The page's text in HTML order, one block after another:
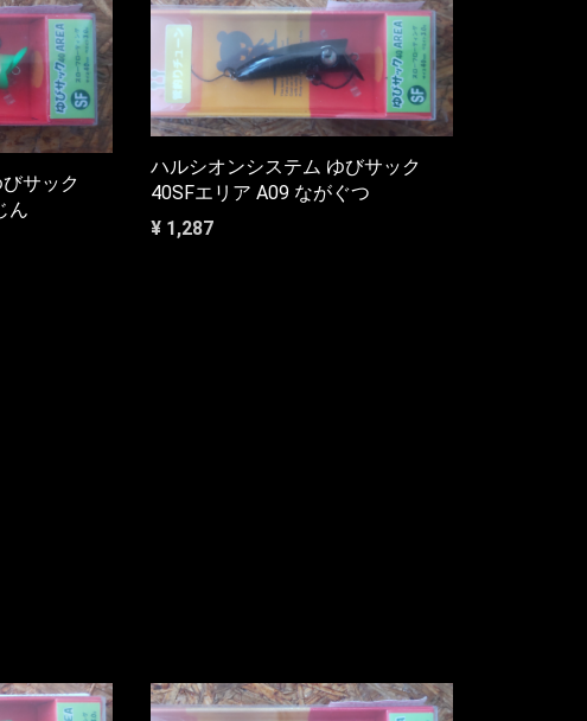
サック
ん
ハルシオンシステム ゆびサック
40SFエリア A09 ながぐつ
¥ 1,287